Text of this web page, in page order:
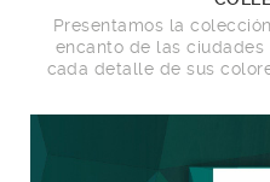
Presentamos la
encanto de las
cada detalle de sus
auténtico,